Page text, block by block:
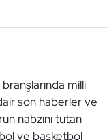
milli
son haberler ve
nabzını tutan
ve basketbol